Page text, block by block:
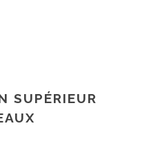
SUPÉRIEUR